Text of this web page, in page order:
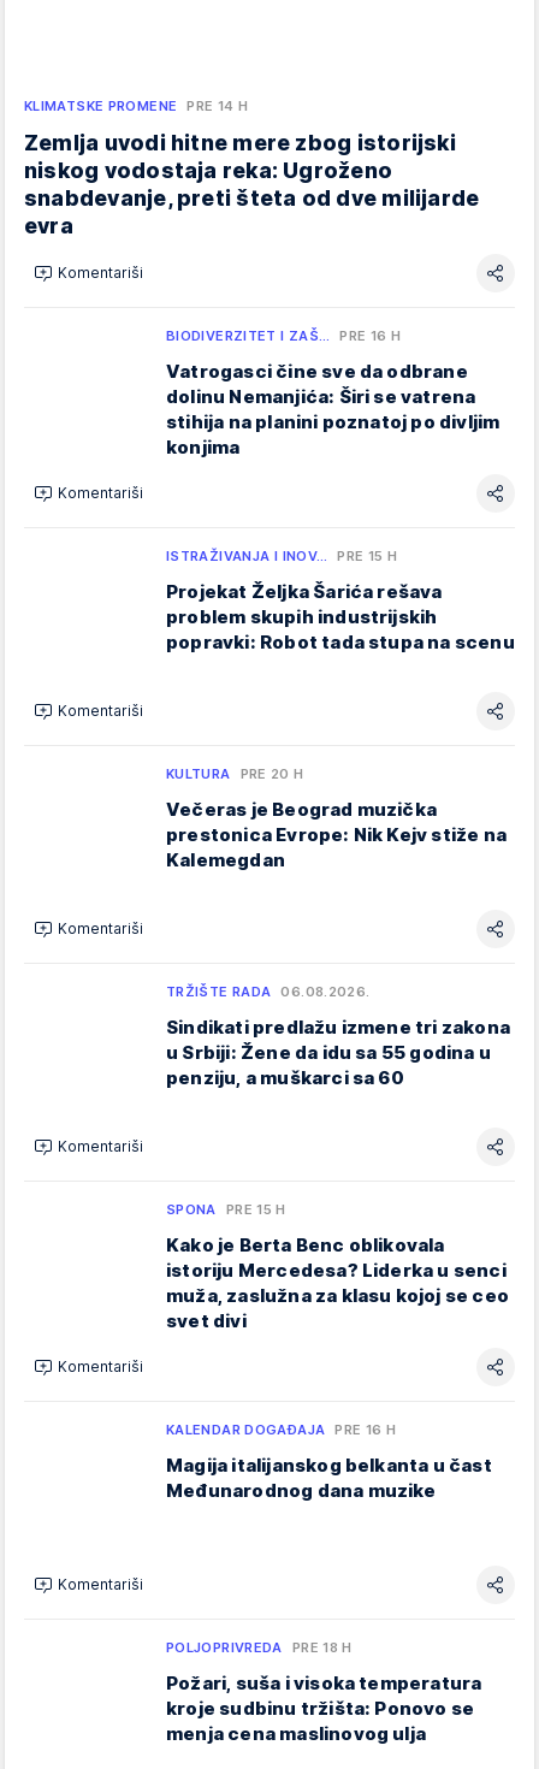
KLIMATSKE PROMENE PRE 14 H
Zemlja uvodi hitne mere zbog istorijski
niskog vodostaja reka: Ugroženo
snabdevanje, preti šteta od dve milijarde
evra
Komentariši
BIODIVERZITET I ZAŠ… PRE 16 H
Vatrogasci čine sve da odbrane
dolinu Nemanjića: Širi se vatrena
stihija na planini poznatoj po divljim
konjima
Komentariši
ISTRAŽIVANJA I INOV… PRE 15 H
Projekat Željka Šarića rešava
problem skupih industrijskih
popravki: Robot tada stupa na scenu
Komentariši
KULTURA PRE 20 H
Večeras je Beograd muzička
prestonica Evrope: Nik Kejv stiže na
Kalemegdan
Komentariši
TRŽIŠTE RADA 06.08.2026.
Sindikati predlažu izmene tri zakona
u Srbiji: Žene da idu sa 55 godina u
penziju, a muškarci sa 60
Komentariši
SPONA PRE 15 H
Kako je Berta Benc oblikovala
istoriju Mercedesa? Liderka u senci
muža, zaslužna za klasu kojoj se ceo
svet divi
Komentariši
KALENDAR DOGAĐAJA PRE 16 H
Magija italijanskog belkanta u čast
Međunarodnog dana muzike
Komentariši
POLJOPRIVREDA PRE 18 H
Požari, suša i visoka temperatura
kroje sudbinu tržišta: Ponovo se
menja cena maslinovog ulja